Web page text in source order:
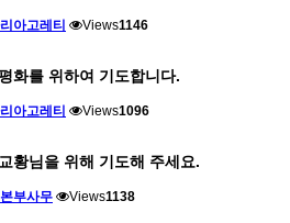
아고레티 Views1146
화를 위하여 기도합니다.
아고레티 Views1096
황님을 위해 기도해 주세요.
부사무 Views1138